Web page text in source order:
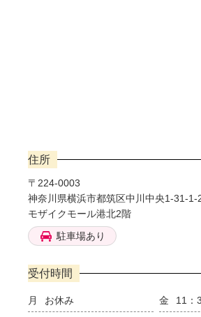
住所
〒224-0003
神奈川県横浜市都筑区中川中央1-31-1-
モザイクモール港北2階
駐車場あり
受付時間
月 お休み 金 11：